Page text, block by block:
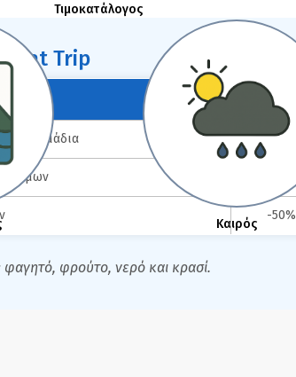
Τιμοκατάλογος
Καιρός
Boat Trip
Τιμή
Παξιμάδια 60 €
ατόμων
-50%
φαγητό, φρούτο, νερό και κρασί.